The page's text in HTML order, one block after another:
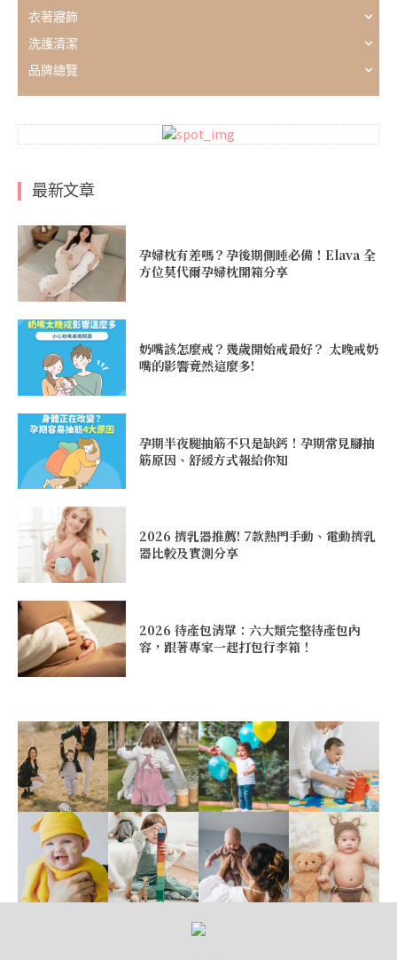
衣著寢飾
洗護清潔
品牌總覽
最新文章
孕婦枕有差嗎？孕後期側睡必備！Elava 全
方位莫代爾孕婦枕開箱分享
奶嘴該怎麼戒？幾歲開始戒最好？ 太晚戒奶
嘴的影響竟然這麼多!
孕期半夜腿抽筋不只是缺鈣！孕期常見腳抽
筋原因、舒緩方式報給你知
2026 擠乳器推薦! 7款熱門手動、電動擠乳
器比較及實測分享
2026 待產包清單：六大類完整待產包內
容，跟著專家一起打包行李箱！